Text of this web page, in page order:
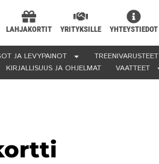
LAHJAKORTIT YRITYKSILLE YHTEYSTIEDOT
JA LEVYPAINOT TREENIVARUSTEET
KIRJALLISUUS JA OHJELMAT
VAATTEET